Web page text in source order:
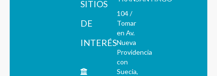
SITIOS
DE
INTERÉS
104 /
Tomar
en Av.
Nueva
Providencia
con
Suecia,